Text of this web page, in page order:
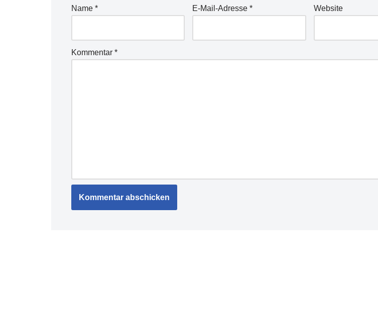
Name * E-Mail-Adresse* Website
Kommentar *